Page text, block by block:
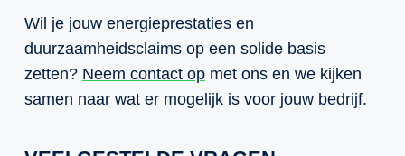
Wil je jouw energieprestaties en
duurzaamheidsclaims op een solide basis
zetten? Neem contact opmet ons en we kijken
samen naar wat er mogelijk is voor jouw bedrijf.